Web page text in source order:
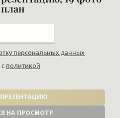
персональных данных
политикой
НА ПРОСМОТР